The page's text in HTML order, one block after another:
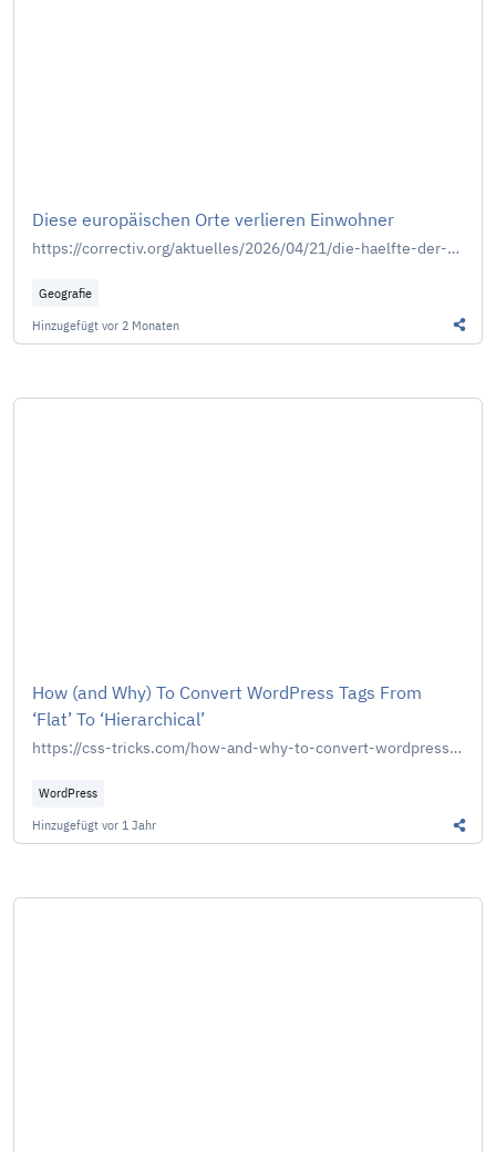
Diese europäischen Orte verlieren Einwohner
https://correctiv.org/aktuelles/2026/04/21/die-haelfte-der-europaeischen-gemeinden-hat-weniger-einwohner-als-vor-60-jahren/
Geografie
Hinzugefügt vor 2 Monaten
How (and Why) To Convert WordPress Tags From
‘Flat’ To ‘Hierarchical’
https://css-tricks.com/how-and-why-to-convert-wordpress-tags-from-flat-to-hierarchical/
WordPress
Hinzugefügt vor 1 Jahr